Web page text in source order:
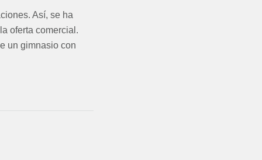
Así, se ha
oferta comercial.
un gimnasio con